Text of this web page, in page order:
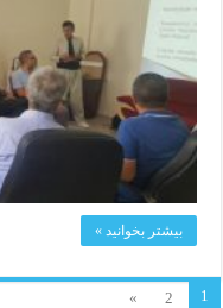
بیشتر بخوانید »
1
2
»